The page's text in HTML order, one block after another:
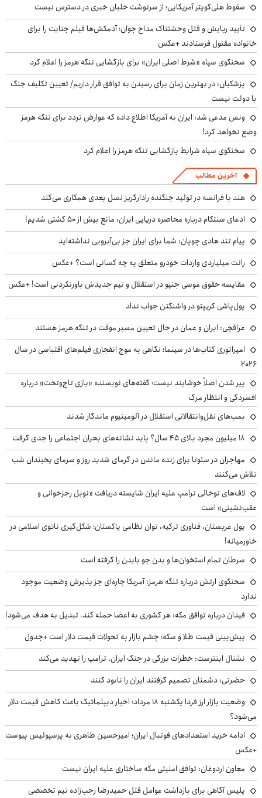
سقوط هلی‌کوپتر آمریکایی؛ از سرنوشت خلبان خبری در دسترس نیست
تأیید ربایش و قتل وحشتناک مداح جوان؛ آدمکش‌ها فیلم جنایت را برای
خانواده مقتول فرستادند +عکس
سخنگوی سپاه «شرط اصلی ایران» برای بازگشایی تنگه هرمز را اعلام کرد
پزشکیان‌: در بهترین زمان برای رسیدن به توافق قرار داریم/ تعیین تکلیف جنگ
با دولت نیست
ونس مدعی شد: ایران به آمریکا اطلاع داده که عوارض تردد برای تنگه هرمز
وضع نخواهد کرد!
سخنگوی سپاه شرایط بازگشایی تنگه هرمز را اعلام کرد
آخرین مطالب
هند با فرانسه در تولید جنگنده رادارگریز نسل بعدی همکاری می‌کند
ادعای سنتکام درباره محاصره دریایی ایران: مانع بیش از ۵۰ کشتی شدیم!
پیام تند هادی چوپان: شما برای ایران جز بی‌آبرویی نداشته‌اید
رانت میلیاردی واردات خودرو متعلق به چه کسانی است؟ +عکس
مقایسه حقوق موسی جنپو در استقلال و تیم جدیدش باورنکردنی است! +عکس
پول‌پاشی کریپتو در واشنگتن جواب نداد
عراقچی: ایران و عمان در حال تعیین مسیر موقت در تنگه هرمز هستند
امپراتوری کتاب‌ها در سینما؛ نگاهی به موج انفجاری فیلم‌های اقتباسی در سال
۲۰۲۶
پیر شدن اصلاً خوشایند نیست؛ گفته‌های نویسنده «بازی تاج‌وتخت» درباره
افسردگی و انتظار مرگ
بمب‌های نقل‌وانتقالاتی استقلال در آلومینیوم ماندگار شدند
۱۸ میلیون مجرد بالای ۴۵ سال؟ باید نشانه‌های بحران اجتماعی را جدی گرفت
مهاجران در سئوتا برای زنده ماندن در گرمای شدید روز و سرمای یخبندان شب
تلاش می‌کنند
لاف‌های توخالی ترامپ علیه ایران شایسته دریافت «نوبل رجزخوانی و
عقب‌نشینی» است
پول عربستان، فناوری ترکیه، توان نظامی پاکستان؛ شکل‌گیری ناتوی اسلامی در
خاورمیانه!
سرطان تمام استخوان‌ها و بدن جو بایدن را گرفته است
سخنگوی ارتش درباره تنگه هرمز: آمریکا چاره‌ای جز پذیرش وضعیت موجود
ندارد
فیدان درباره توافق مکه: هر کشوری به اعضا حمله کند، تبدیل به هدف می‌شود!
پیش‌بینی قیمت طلا و سکه؛ چشم بازار به تحولات قیمت دلار است +جدول
نشنال اینترست: خطرات بزرگی در جنگ ایران، ترامپ را تهدید می‌کند
حضرتی: دشمنان تصمیم گرفتند ایران را نابود کنند
وضعیت بازار ارز فردا یکشنبه ۱۸ مرداد؛ اخبار دیپلماتیک باعث کاهش قیمت دلار
می‌شود؟
ادامه خرید استعدادهای فوتبال ایران؛ امیرحسین طاهری به پرسپولیس پیوست
+عکس
معاون اردوغان: توافق امنیتی مکه ساختاری علیه ایران نیست
پلیس آگاهی برای بازداشت عوامل قتل حمیدرضا رجب‌زاده تیم تخصصی